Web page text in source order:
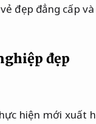
đẹp đẳng cấp
đẹp
hiện mới xuất